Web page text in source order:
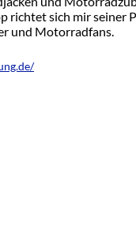
richtet sich mir seiner
und Motorradfans.